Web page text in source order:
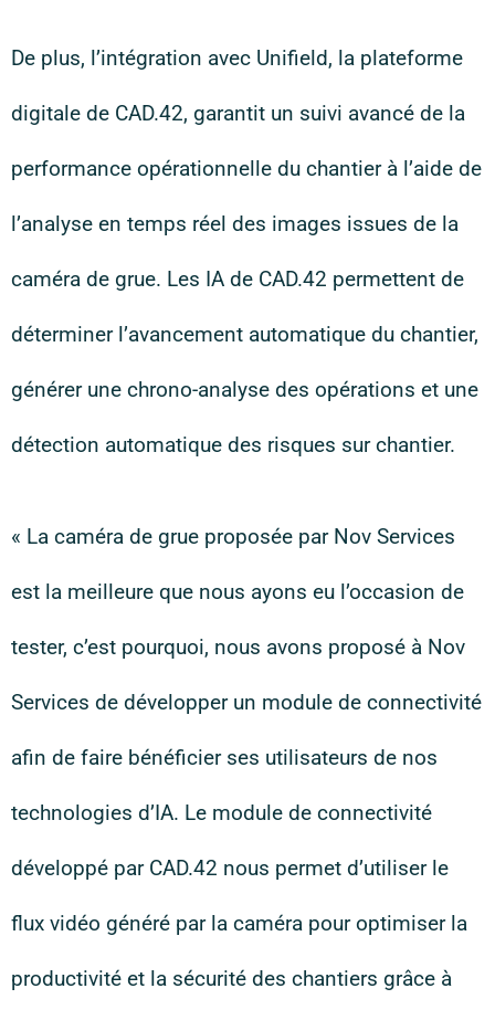
De plus, l’intégration avec Unifield, la plateforme
digitale de CAD.42, garantit un suivi avancé de la
performance opérationnelle du chantier à l’aide de
l’analyse en temps réel des images issues de la
caméra de grue. Les IA de CAD.42 permettent de
déterminer l’avancement automatique du chantier,
générer une chrono-analyse des opérations et une
détection automatique des risques sur chantier.
« La caméra de grue proposée par Nov Services
est la meilleure que nous ayons eu l’occasion de
tester, c’est pourquoi, nous avons proposé à Nov
Services de développer un module de connectivité
afin de faire bénéficier ses utilisateurs de nos
technologies d’IA. Le module de connectivité
développé par CAD.42 nous permet d’utiliser le
flux vidéo généré par la caméra pour optimiser la
productivité et la sécurité des chantiers grâce à